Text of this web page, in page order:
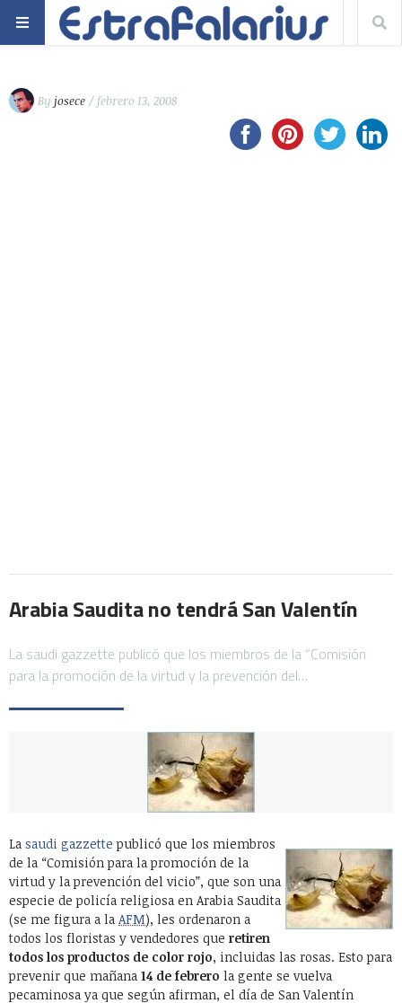
By josece / febrero 13, 2008
Arabia Saudita no tendrá San Valentín
La saudi gazzette publicó que los miembros de la “Comisión
para la promoción de la virtud y la prevención del…
La saudi gazzette publicó que los miembros
de la “Comisión para la promoción de la
virtud y la prevención del vicio”, que son una
especie de policía religiosa en Arabia Saudita
(se me figura a la AFM), les ordenaron a
todos los floristas y vendedores que retiren
todos los productos de color rojo, incluidas las rosas. Esto para
prevenir que mañana 14 de febrero la gente se vuelva
pecaminosa ya que según afirman, el día de San Valentín